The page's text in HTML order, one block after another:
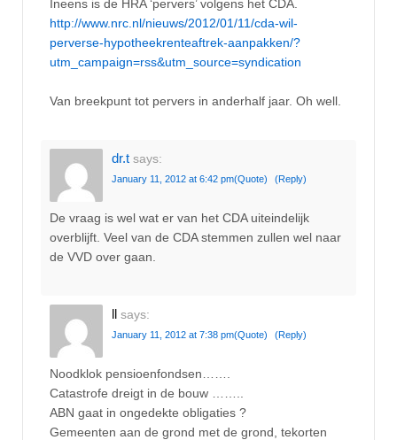
Ineens is de HRA ‘pervers’ volgens het CDA.
http://www.nrc.nl/nieuws/2012/01/11/cda-wil-
perverse-hypotheekrenteaftrek-aanpakken/?
utm_campaign=rss&utm_source=syndication
Van breekpunt tot pervers in anderhalf jaar. Oh well.
dr.t says:
January 11, 2012 at 6:42 pm(Quote) (Reply)
De vraag is wel wat er van het CDA uiteindelijk
overblijft. Veel van de CDA stemmen zullen wel naar
de VVD over gaan.
ll says:
January 11, 2012 at 7:38 pm(Quote) (Reply)
Noodklok pensioenfondsen…….
Catastrofe dreigt in de bouw ……..
ABN gaat in ongedekte obligaties ?
Gemeenten aan de grond met de grond, tekorten